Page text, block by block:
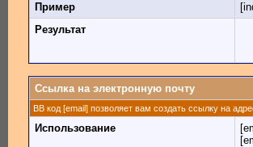
Пример
Результат
Ссылка на электронную почту
BB код [email] позволяет вам создать ссылку на
Использование